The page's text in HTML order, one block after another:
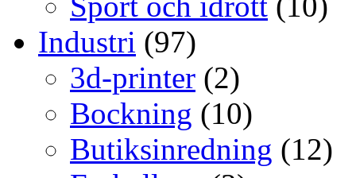
Industri (97)
3d-printer (2)
Bockning (10)
Butiksinredning (12)